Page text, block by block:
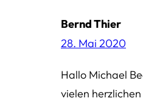
Bernd Thier
28. Mai 2020
Hallo Michael
vielen